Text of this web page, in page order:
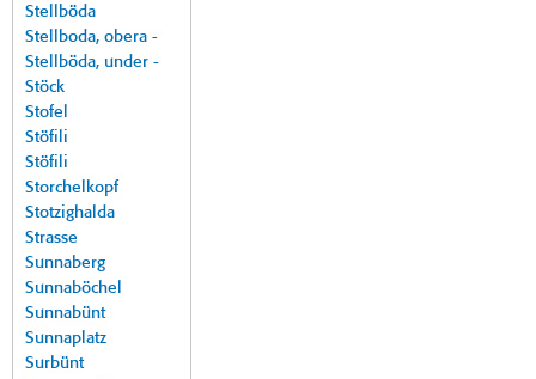
Stellböda
Stellboda, obera -
Stellböda, under -
Stöck
Stofel
Stöfili
Stöfili
Storchelkopf
Stotzighalda
Strasse
Sunnaberg
Sunnaböchel
Sunnabünt
Sunnaplatz
Surbünt